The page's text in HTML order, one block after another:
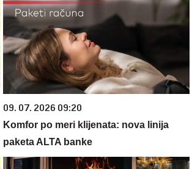
09. 07. 2026 09:20
Komfor po meri klijenata: nova linija
paketa ALTA banke